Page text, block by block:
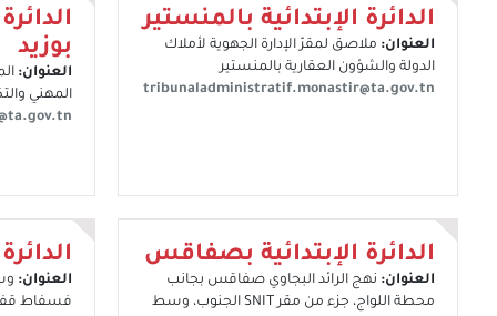
الدائرة الإبتدائية بالمنستير
العنوان: ملاصق لمقرّ الإدارة الجهوية لأملاك
الدولة والشؤون العقارية بالمنستير
tribunaladministratif.monastir@ta.gov.tn
بوزيد
العنوان:
المهني
الدائرة الإبتدائية بصفاقس
العنوان: نهج الرائد البجاوي صفاقس بجانب
محطة اللواج، جزء من مقر SNIT الجنوب، وسط
العنوان:
فسفاط